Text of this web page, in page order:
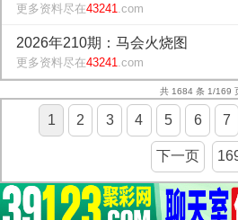
更多资料尽在43241.com
2026年210期：马会火烧图
更多资料尽在43241.com
共 1684 条 1/169
1 2 3 4 5 6 7
下一页